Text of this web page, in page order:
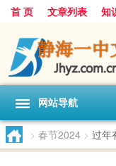
首 页 文章列表 知
网站导航
> 春节2024 > 过年